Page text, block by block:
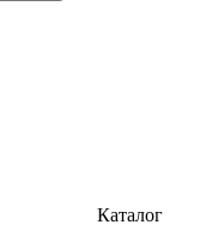
Каталог